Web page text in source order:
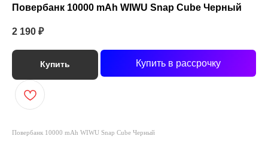
Повербанк 10000 mAh WIWU Snap Cube Черный
2 190 ₽
Купить Купить в рассрочку
Повербанк 10000 mAh WIWU Snap Cube Черный